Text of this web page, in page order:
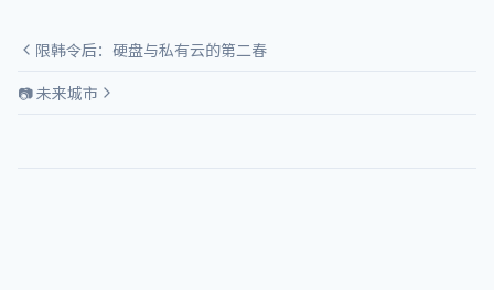
限韩令后：硬盘与私有云的第二春
📷 未来城市